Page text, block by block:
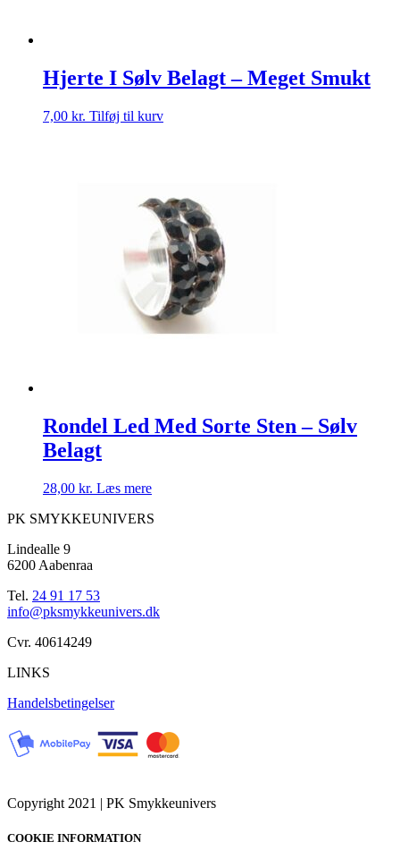
Hjerte I Sølv Belagt – Meget Smukt
7,00 kr. Tilføj til kurv
Rondel Led Med Sorte Sten – Sølv
Belagt
28,00 kr. Læs mere
PK SMYKKEUNIVERS
Lindealle 9
6200 Aabenraa
Tel. 24 91 17 53
info@pksmykkeunivers.dk
Cvr. 40614249
LINKS
Handelsbetingelser
Copyright 2021 | PK Smykkeunivers
COOKIE INFORMATION